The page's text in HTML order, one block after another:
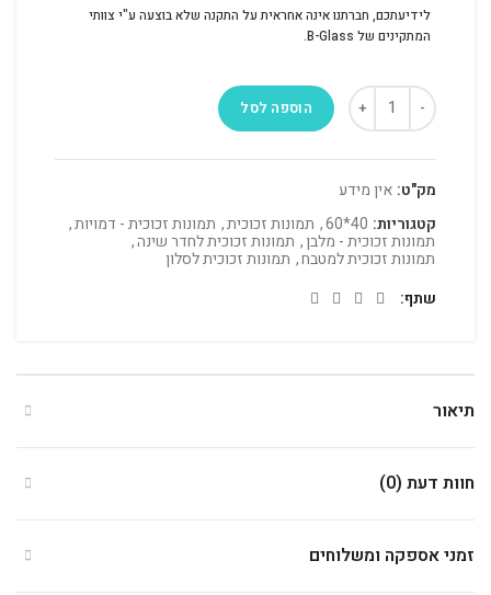
לידיעתכם, חברתנו אינה אחראית על התקנה שלא בוצעה ע"י צוותי
המתקינים של B-Glass.
הוספה לסל
מק"ט: אין מידע
קטגוריות: 40*60
, תמונות זכוכית, תמונות זכוכית - דמויות,
תמונות זכוכית - מלבן, תמונות זכוכית לחדר שינה,
תמונות זכוכית למטבח, תמונות זכוכית לסלון
שתף
תיאור
חוות דעת (0)
זמני אספקה ומשלוחים